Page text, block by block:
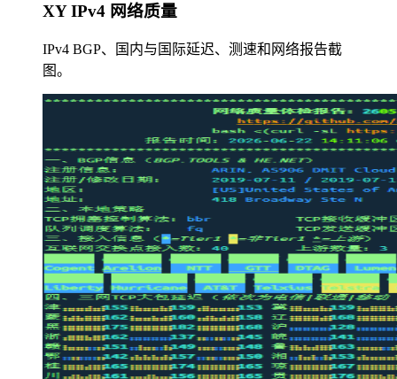
XY IPv4 网络质量
IPv4 BGP、国内与国际延迟、测速和网络报告截
图。